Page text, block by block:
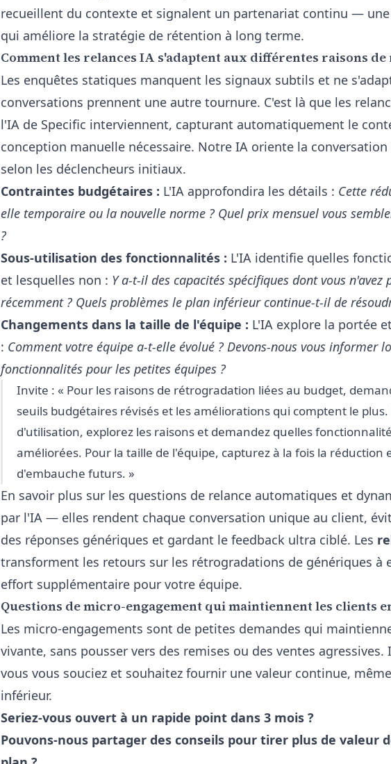
recueillent du contexte et signalent un partenariat continu —
qui améliore la stratégie de rétention à long terme.
Comment les relances IA s'adaptent aux différentes raisons
Les enquêtes statiques manquent les signaux subtils et ne
conversations prennent une autre tournure. C'est là que les
l'IA de Specific interviennent, capturant automatiquement le
conception manuelle nécessaire. Notre IA oriente la
selon les déclencheurs initiaux.
Contraintes budgétaires : L'IA approfondira les détails : Cette
elle temporaire ou la nouvelle norme ? Quel prix mensuel vous
?
Sous-utilisation des fonctionnalités : L'IA identifie quelles
et lesquelles non : Y a-t-il des capacités spécifiques dont vous n'avez
récemment ? Quels problèmes le plan inférieur continue-t-il de
Changements dans la taille de l'équipe : L'IA explore la portée
: Comment votre équipe a-t-elle évolué ? Devons-nous vous informer
fonctionnalités pour les petites équipes ?
Invite : « Pour les raisons de rétrogradation liées au budget,
seuils budgétaires révisés et les améliorations qui comptent le plus.
d'utilisation, explorez les raisons et demandez quelles
améliorées. Pour la taille de l'équipe, capturez à la fois la réduction
d'embauche futurs. »
En savoir plus sur les questions de relance automatiques et
par l'IA — elles rendent chaque conversation unique au client,
des réponses génériques et gardant le feedback ultra ciblé. Les
transforment les retours sur les rétrogradations de génériques à
effort supplémentaire pour votre équipe.
Questions de micro-engagement qui maintiennent les clients
Les micro-engagements sont de petites demandes qui
vivante, sans pousser vers des remises ou des ventes
vous vous souciez et souhaitez fournir une valeur continue,
inférieur.
Seriez-vous ouvert à un rapide point dans 3 mois ?
Pouvons-nous partager des conseils pour tirer plus de valeur